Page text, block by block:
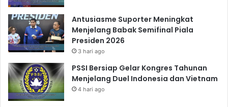
Antusiasme Suporter Meningkat
Menjelang Babak Semifinal Piala
Presiden 2026
3 hari ago
PSSI Bersiap Gelar Kongres Tahunan
Menjelang Duel Indonesia dan Vietnam
4 hari ago